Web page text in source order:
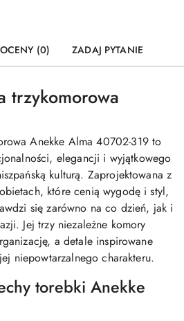
(0) ZADAJ PYTANIE
trzykomorowa
Anekke Alma 40702-319 to
elegancji i wyjątkowego
kulturą. Zaprojektowana z
które cenią wygodę i styl,
się zarówno na co dzień, jak i
Jej trzy niezależne komory
a detale inspirowane
niepowtarzalnego charakteru.
torebki Anekke